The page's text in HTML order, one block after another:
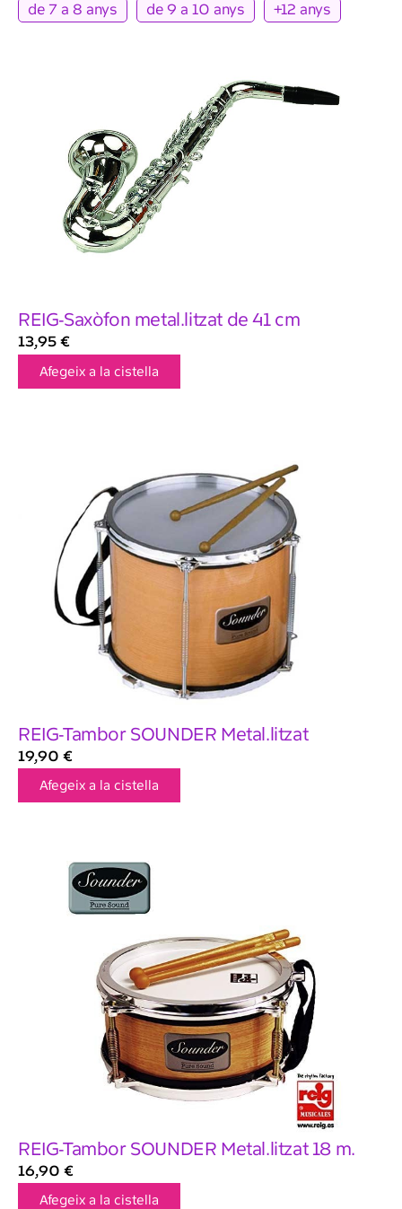
de 7 a 8 anys
de 9 a 10 anys +12 anys
REIG-Saxòfon metal.litzat de 41 cm
13,95 €
Afegeix a la cistella
REIG-Tambor SOUNDER Metal.litzat
19,90 €
Afegeix a la cistella
REIG-Tambor SOUNDER Metal.litzat 18 m.
16,90 €
Afegeix a la cistella